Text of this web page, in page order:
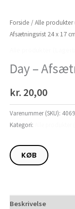
Forside /Alle produkter
Afsætningsrist 24 x 17
Day –
kr. 20,00
Varenummer (SKU):
Kategori:
KØB
Beskrivelse